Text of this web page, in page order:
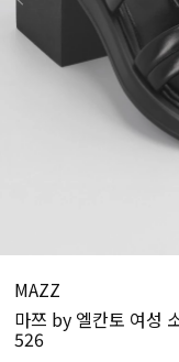
MAZZ
마쯔 by 엘칸토 여성
526